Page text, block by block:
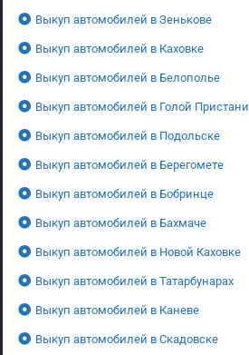
Выкуп автомобилей в Зенькове
Выкуп автомобилей в Каховке
Выкуп автомобилей в Белополье
Выкуп автомобилей в Голой Пристани
Выкуп автомобилей в Подольске
Выкуп автомобилей в Берегомете
Выкуп автомобилей в Бобринце
Выкуп автомобилей в Бахмаче
Выкуп автомобилей в Новой Каховке
Выкуп автомобилей в Татарбунарах
Выкуп автомобилей в Каневе
Выкуп автомобилей в Скадовске